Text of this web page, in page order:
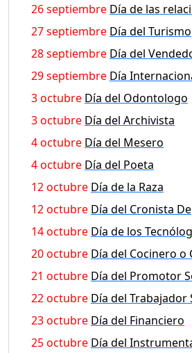
26 septiembre Día de las
27 septiembre Día del Turismo
28 septiembre Día del
29 septiembre Día
3 octubre Día del Odontologo
3 octubre Día del Archivista
4 octubre Día del Mesero
4 octubre Día del Poeta
12 octubre Día de la Raza
12 octubre Día del Cronista
14 octubre Día de los
20 octubre Día del Cocinero o
21 octubre Día del Promotor
22 octubre Día del Trabajador
23 octubre Día del Financiero
25 octubre Día del